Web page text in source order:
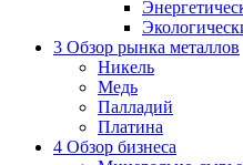
3 Обзор рынка металлов
Никель
Медь
Палладий
Платина
4 Обзор бизнеса